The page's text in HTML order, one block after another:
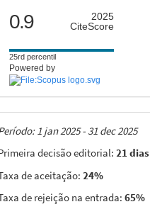
citescore
0.9
2025
CiteScore
25rd percentil
Powered by
1 jan 2025 - 31 dec 2025
decisão editorial: 21 dias
de aceitação: 24%
de rejeição na entrada: 65%